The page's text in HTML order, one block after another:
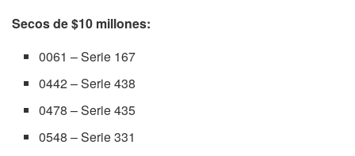
Secos de $10 millones:
0061 – Serie 167
0442 – Serie 438
0478 – Serie 435
0548 – Serie 331